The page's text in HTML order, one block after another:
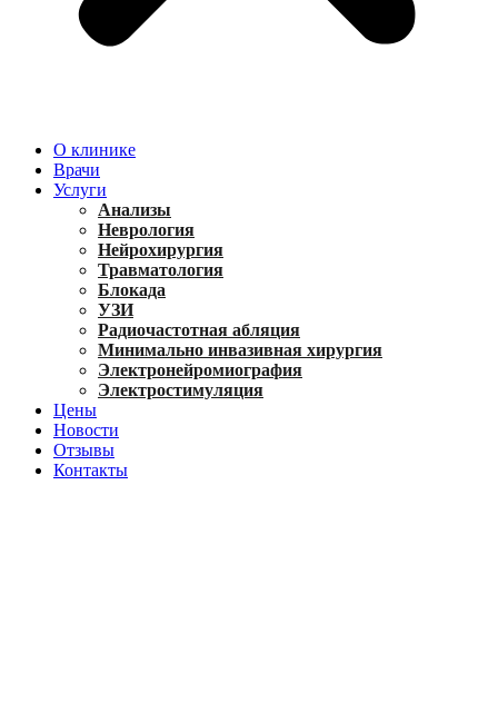
О клинике
Врачи
Услуги
Анализы
Неврология
Нейрохирургия
Травматология
Блокада
УЗИ
Радиочастотная абляция
Минимально инвазивная хирургия
Электронейромиография
Электростимуляция
Цены
Новости
Отзывы
Контакты